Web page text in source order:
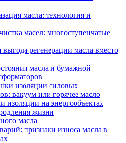
масла: технология и
масел: многоступенчатые
регенерации масла вместо
масла и бумажной
изоляции силовых
вакуум или горячее масло
изоляции на энергообъектах
жизни
масла
признаки износа масла в